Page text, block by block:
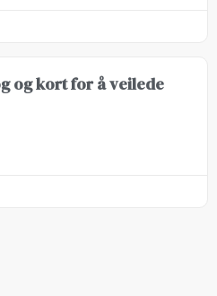
og kort for å veilede